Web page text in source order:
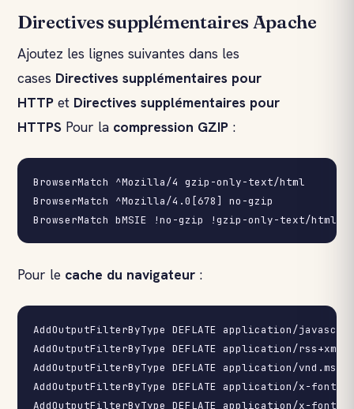
Directives supplémentaires Apache
Ajoutez les lignes suivantes dans les
cases Directives supplémentaires pour
HTTP et Directives supplémentaires pour
HTTPS Pour la compression GZIP :
BrowserMatch ^Mozilla/4 gzip-only-text/html
BrowserMatch ^Mozilla/4.0[678] no-gzip
Pour le cache du navigateur :
AddOutputFilterByType DEFLATE application/
AddOutputFilterByType DEFLATE application/rss+xml
AddOutputFilterByType DEFLATE application/vnd.ms-
AddOutputFilterByType DEFLATE application/x-font
AddOutputFilterByType DEFLATE application/x-font-